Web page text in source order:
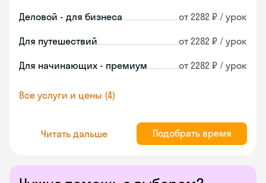
Деловой - для бизнеса от 2282 ₽ / урок
Для путешествий от 2282 ₽ / урок
Для начинающих - премиум от 2282 ₽ / урок
Все услуги и цены (4)
Читать дальше Подобрать время